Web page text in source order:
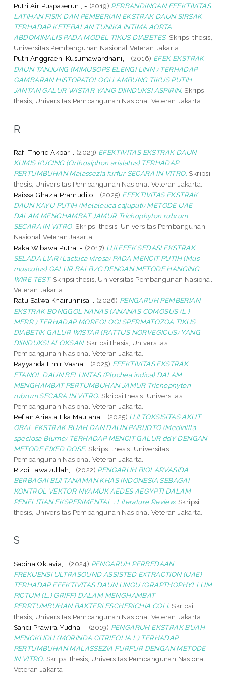
Putri Air Puspaseruni, - (2019) PERBANDINGAN EFEKTIVITAS
LATIHAN FISIK DAN PEMBERIAN EKSTRAK DAUN SIRSAK
TERHADAP KETEBALAN TUNIKA INTIMA AORTA
ABDOMINALIS PADA MODEL TIKUS DIABETES. Skripsi thesis,
Universitas Pembangunan Nasional Veteran Jakarta.
Putri Anggraeni Kusumawardhani, - (2016) EFEK EKSTRAK
DAUN TANJUNG (MIMUSOPS ELENGI LINN.) TERHADAP
GAMBARAN HISTOPATOLOGI LAMBUNG TIKUS PUTIH
JANTAN GALUR WISTAR YANG DIINDUKSI ASPIRIN. Skripsi
thesis, Universitas Pembangunan Nasional Veteran Jakarta.
R
Rafi Thoriq Akbar, . (2023) EFEKTIVITAS EKSTRAK DAUN
KUMIS KUCING (Orthosiphon aristatus) TERHADAP
PERTUMBUHAN Malassezia furfur SECARA IN VITRO. Skripsi
thesis, Universitas Pembangunan Nasional Veteran Jakarta.
Raissa Ghazia Pramudito, .
(2025) EFEKTIVITAS EKSTRAK
DAUN KAYU PUTIH (Melaleuca cajuputi) METODE UAE
DALAM MENGHAMBAT JAMUR Trichophyton rubrum
SECARA IN VITRO. Skripsi thesis, Universitas Pembangunan
Nasional Veteran Jakarta.
Raka Wibawa Putra, - (2017) UJI EFEK SEDASI EKSTRAK
SELADA LIAR (Lactuca virosa) PADA MENCIT PUTIH (Mus
musculus) GALUR BALB/C DENGAN METODE HANGING
WIRE TEST. Skripsi thesis, Universitas Pembangunan Nasional
Veteran Jakarta.
Ratu Salwa Khairunnisa, .
(2026) PENGARUH PEMBERIAN
EKSTRAK BONGGOL NANAS (ANANAS COMOSUS (L.)
MERR.) TERHADAP MORFOLOGI SPERMATOZOA TIKUS
DIABETIK GALUR WISTAR (RATTUS NORVEGICUS) YANG
DIINDUKSI ALOKSAN. Skripsi thesis, Universitas
Pembangunan Nasional Veteran Jakarta.
Rayyanda Emir Vasha, .
(2025) EFEKTIVITAS EKSTRAK
ETANOL DAUN BELUNTAS (Pluchea indica) DALAM
MENGHAMBAT PERTUMBUHAN JAMUR Trichophyton
rubrum SECARA IN VITRO. Skripsi thesis, Universitas
Pembangunan Nasional Veteran Jakarta.
Refian Ariesta Eka Maulana, .
(2025) UJI TOKSISITAS AKUT
ORAL EKSTRAK BUAH DAN DAUN PARIJOTO (Medinilla
speciosa Blume) TERHADAP MENCIT GALUR ddY DENGAN
METODE FIXED DOSE. Skripsi thesis, Universitas
Pembangunan Nasional Veteran Jakarta.
Rizqi Fawazullah, .
(2022) PENGARUH BIOLARVASIDA
BERBAGAI BIJI TANAMAN KHAS INDONESIA SEBAGAI
KONTROL VEKTOR NYAMUK AEDES AEGYPTI DALAM
PENELITIAN EKSPERIMENTAL : Literature Review. Skripsi
thesis, Universitas Pembangunan Nasional Veteran Jakarta.
S
Sabina Oktavia, . (2024) PENGARUH PERBEDAAN
FREKUENSI ULTRASOUND ASSISTED EXTRACTION (UAE)
TERHADAP EFEKTIVITAS DAUN UNGU (GRAPTHOPHYLLUM
PICTUM (L.) GRIFF) DALAM MENGHAMBAT
PERRTUMBUHAN BAKTERI ESCHERICHIA COLI. Skripsi
thesis, Universitas Pembangunan Nasional Veteran Jakarta.
Sandi Prawira Yudha, - (2019) PENGARUH EKSTRAK BUAH
MENGKUDU (MORINDA CITRIFOLIA L) TERHADAP
PERTUMBUHAN MALASSEZIA FURFUR DENGAN METODE
IN VITRO. Skripsi thesis, Universitas Pembangunan Nasional
Veteran Jakarta.